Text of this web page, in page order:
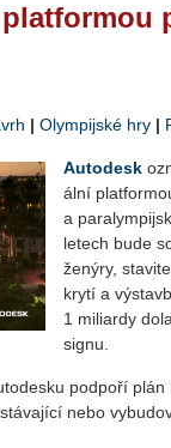
| Olympijské hry |
Au­to­de­sk
ál­ní
a
le­tech bude
že­ný­ry,
kry­tí a
1 mi­li­ar­dy
sig­nu.
pod­po­ří
nebo